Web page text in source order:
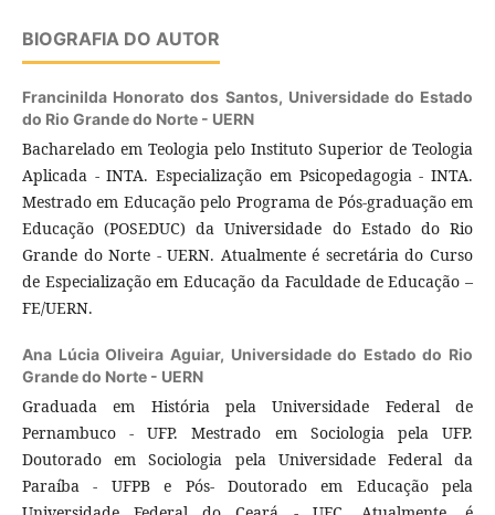
BIOGRAFIA DO AUTOR
Francinilda Honorato dos Santos, Universidade do Estado
do Rio Grande do Norte - UERN
Bacharelado em Teologia pelo Instituto Superior de Teologia
Aplicada - INTA. Especialização em Psicopedagogia - INTA.
Mestrado em Educação pelo Programa de Pós-graduação em
Educação (POSEDUC) da Universidade do Estado do Rio
Grande do Norte - UERN. Atualmente é secretária do Curso
de Especialização em Educação da Faculdade de Educação –
FE/UERN.
Ana Lúcia Oliveira Aguiar, Universidade do Estado do Rio
Grande do Norte - UERN
Graduada em História pela Universidade Federal de
Pernambuco - UFP. Mestrado em Sociologia pela UFP.
Doutorado em Sociologia pela Universidade Federal da
Paraíba - UFPB e Pós- Doutorado em Educação pela